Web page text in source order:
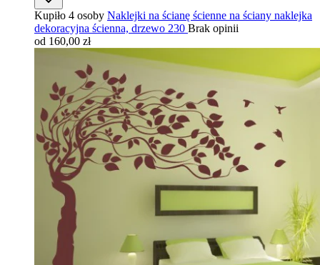
Kupiło 4 osoby Naklejki na ścianę ścienne na ściany naklejka
dekoracyjna ścienna, drzewo 230 Brak opinii
od 160,00 zł